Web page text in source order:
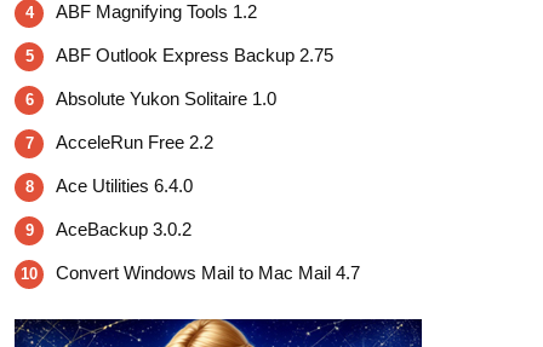
4 ABF Magnifying Tools 1.2
5 ABF Outlook Express Backup 2.75
6 Absolute Yukon Solitaire 1.0
7 AcceleRun Free 2.2
8 Ace Utilities 6.4.0
9 AceBackup 3.0.2
10 Convert Windows Mail to Mac Mail 4.7